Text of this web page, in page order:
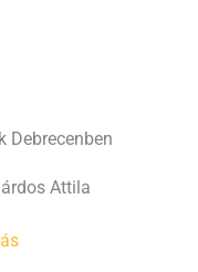
Debrecenben
Attila